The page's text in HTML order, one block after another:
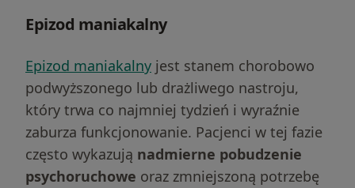
Epizod maniakalny
Epizod maniakalny jest stanem chorobowo
podwyższonego lub drażliwego nastroju,
który trwa co najmniej tydzień i wyraźnie
zaburza funkcjonowanie. Pacjenci w tej fazie
często wykazują nadmierne pobudzenie
psychoruchowe oraz zmniejszoną potrzebę